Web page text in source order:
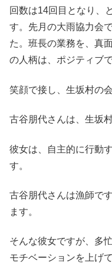
回数は14回目となり、
す。先月の大雨協力会
た。班長の業務を、真
の人柄は、ポジティブで
笑顔で接し、生坂村の
古谷朋代さんは、生坂
彼女は、自主的に行動
す。
古谷朋代さんは漁師で
ます。
そんな彼女ですが、多
モチベーションを上げ